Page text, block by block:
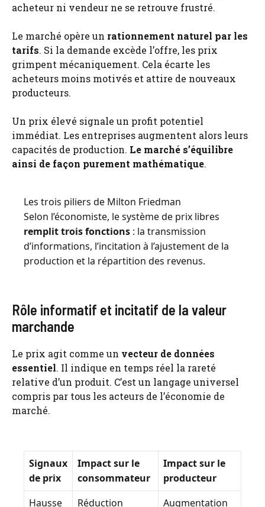
acheteur ni vendeur ne se retrouve frustré.
Le marché opère un rationnement naturel par les
tarifs. Si la demande excède l’offre, les prix
grimpent mécaniquement. Cela écarte les
acheteurs moins motivés et attire de nouveaux
producteurs.
Un prix élevé signale un profit potentiel
immédiat. Les entreprises augmentent alors leurs
capacités de production. Le marché s’équilibre
ainsi de façon purement mathématique.
Les trois piliers de Milton Friedman
Selon l’économiste, le système de prix libres
remplit trois fonctions : la transmission
d’informations, l’incitation à l’ajustement de la
production et la répartition des revenus.
Rôle informatif et incitatif de la valeur
marchande
Le prix agit comme un vecteur de données
essentiel. Il indique en temps réel la rareté
relative d’un produit. C’est un langage universel
compris par tous les acteurs de l’économie de
marché.
Signaux
de prix
Impact sur le
consommateur
Impact sur le
producteur
Hausse
Réduction Augmentation